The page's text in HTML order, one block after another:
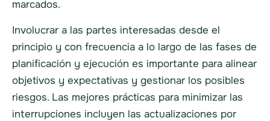
marcados.
Involucrar a las partes interesadas desde el
principio y con frecuencia a lo largo de las fases de
planificación y ejecución es importante para alinear
objetivos y expectativas y gestionar los posibles
riesgos. Las mejores prácticas para minimizar las
interrupciones incluyen las actualizaciones por